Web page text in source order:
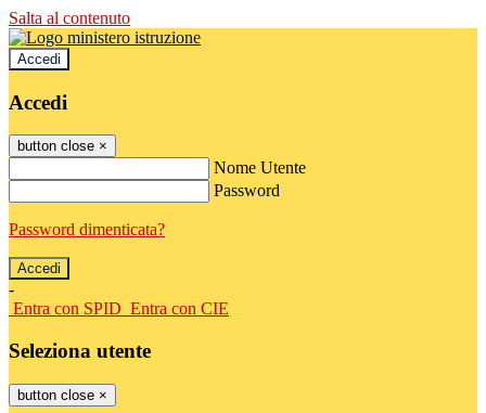
Salta al contenuto
Accedi
Accedi
button close ×
Nome Utente
Password
Password dimenticata?
-
Entra con SPID Entra con CIE
Seleziona utente
button close ×